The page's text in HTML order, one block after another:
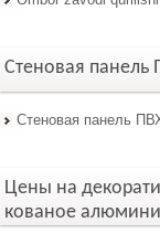
Стеновая панель
Стеновая панель
Цены на
кованое